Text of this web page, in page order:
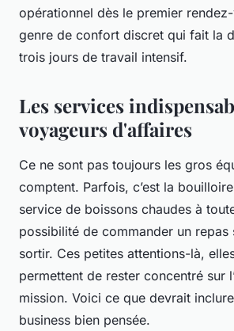
opérationnel dès le premier rendez-
genre de confort discret qui fait la
trois jours de travail intensif.
Les services
voyageurs d'affaires
Ce ne sont pas toujours les gros
comptent. Parfois, c’est la
service de boissons chaudes à
possibilité de commander un repas
sortir. Ces petites attentions-là,
permettent de rester concentré sur
mission. Voici ce que devrait
business bien pensée.